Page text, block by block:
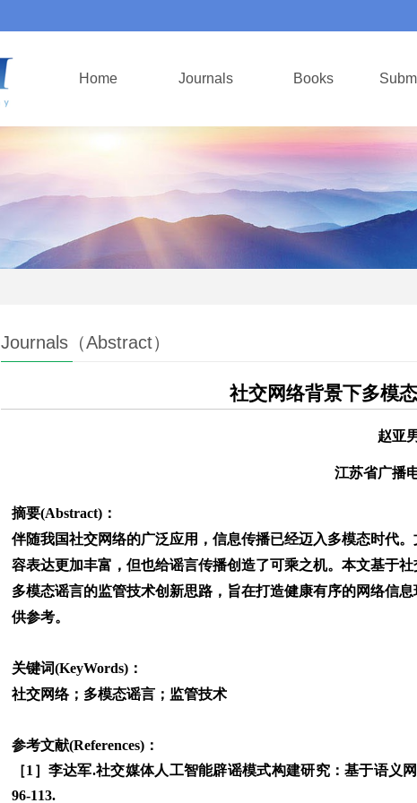
Home Journals Books
Journals（Abstract）
社交网络背景下多模
赵亚
江苏省广播
摘要(Abstract)：
伴随我国社交网络的广泛应用，信息传播已经迈入多模态时代
容表达更加丰富，但也给谣言传播创造了可乘之机。本文基于
多模态谣言的监管技术创新思路，旨在打造健康有序的网络信
供参考。
关键词(KeyWords)：
社交网络；多模态谣言；监管技术
参考文献(References)：
［1］李达军.社交媒体人工智能辟谣模式构建研究：基于语义
96-113.